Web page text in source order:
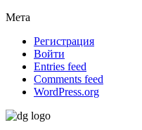
Мета
Регистрация
Войти
Entries feed
Comments feed
WordPress.org